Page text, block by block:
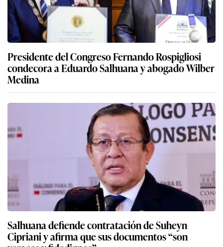
Presidente del Congreso Fernando Rospigliosi
condecora a Eduardo Salhuana y abogado Wilber
Medina
Salhuana defiende contratación de Suheyn
Cipriani y afirma que sus documentos “son